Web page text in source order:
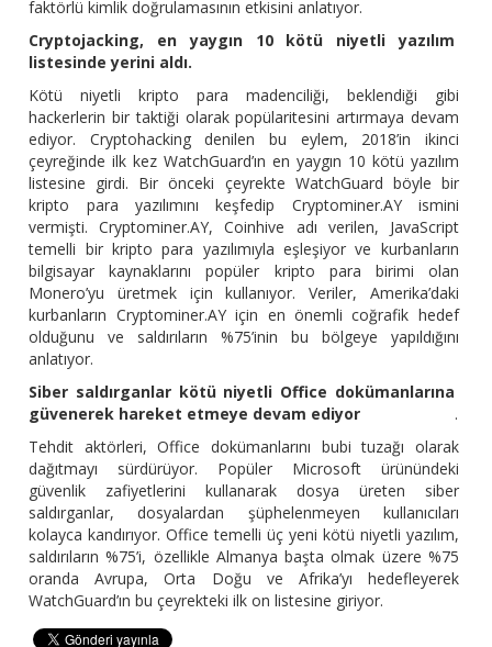
faktörlü kimlik doğrulamasının etkisini anlatıyor.
Cryptojacking, en yaygın 10 kötü niyetli yazılım
listesinde yerini aldı.
Kötü niyetli kripto para madenciliği, beklendiği gibi
hackerlerin bir taktiği olarak popülaritesini artırmaya devam
ediyor. Cryptohacking denilen bu eylem, 2018’in ikinci
çeyreğinde ilk kez WatchGuard’ın en yaygın 10 kötü yazılım
listesine girdi. Bir önceki çeyrekte WatchGuard böyle bir
kripto para yazılımını keşfedip Cryptominer.AY ismini
vermişti. Cryptominer.AY, Coinhive adı verilen, JavaScript
temelli bir kripto para yazılımıyla eşleşiyor ve kurbanların
bilgisayar kaynaklarını popüler kripto para birimi olan
Monero’yu üretmek için kullanıyor. Veriler, Amerika’daki
kurbanların Cryptominer.AY için en önemli coğrafik hedef
olduğunu ve saldırıların %75’inin bu bölgeye yapıldığını
anlatıyor.
Siber saldırganlar kötü niyetli Office dokümanlarına
güvenerek hareket etmeye devam ediyor
.
Tehdit aktörleri, Office dokümanlarını bubi tuzağı olarak
dağıtmayı sürdürüyor. Popüler Microsoft ürünündeki
güvenlik zafiyetlerini kullanarak dosya üreten siber
saldırganlar, dosyalardan şüphelenmeyen kullanıcıları
kolayca kandırıyor. Office temelli üç yeni kötü niyetli yazılım,
saldırıların %75’i, özellikle Almanya başta olmak üzere %75
oranda Avrupa, Orta Doğu ve Afrika’yı hedefleyerek
WatchGuard’ın bu çeyrekteki ilk on listesine giriyor.